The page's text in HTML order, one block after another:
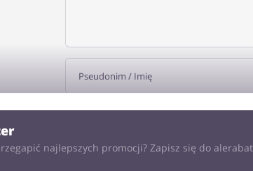
najlepszych promocji? Zapisz się do